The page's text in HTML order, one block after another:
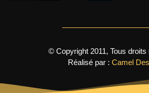
© Copyright 2011, Tous droits
Réalisé par : Camel